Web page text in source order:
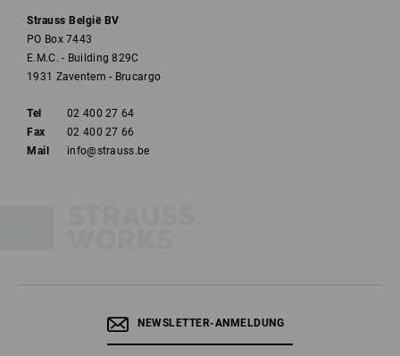
Strauss België BV
PO Box 7443
E.M.C. - Building 829C
1931 Zaventem - Brucargo
Tel
02 400 27 64
Fax
02 400 27 66
Mail
info@strauss.be
NEWSLETTER-ANMELDUNG